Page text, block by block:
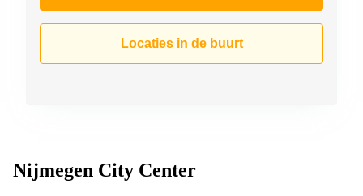
Locaties in de buurt
Nijmegen City Center